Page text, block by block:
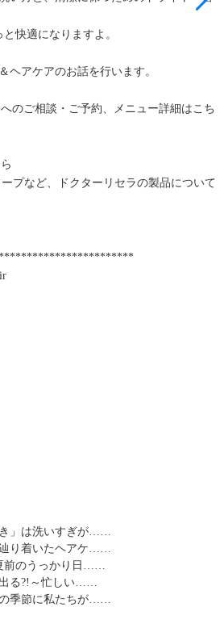
快適になりますよ。
ヘアケアのお話を行います。
のご相談・ご予約、メニュー詳細はこち
プなど、ドクターリセラの製品について
」は洗いすぎが……
辿り着いたヘアケ……
前のうっかり日……
る?!～忙しい……
季節に私たちが……